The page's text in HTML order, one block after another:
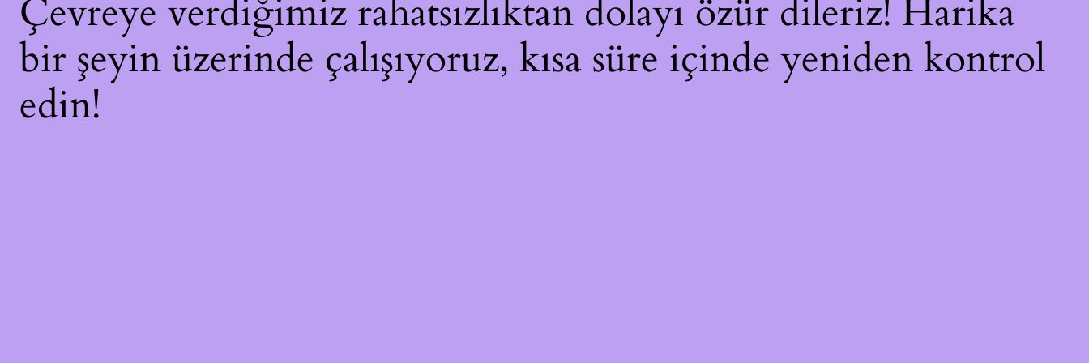
Çevreye verdiğimiz rahatsızlıktan dolayı özür dileriz! Harika
bir şeyin üzerinde çalışıyoruz, kısa süre içinde yeniden kontrol
edin!